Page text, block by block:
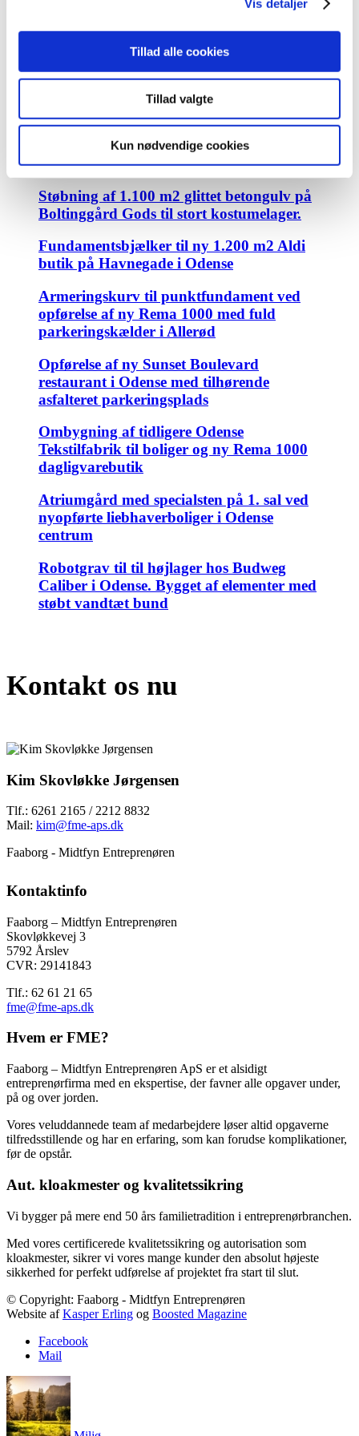
Vis detaljer
Tillad alle cookies
Tillad valgte
Kun nødvendige cookies
mange referencer her:
Jord, kloak og beton-entreprise til ny
1.200 m2 Rema 1000 i Langeskov på fyn.
Støbning af 1.100 m2 glittet betongulv på
Boltinggård Gods til stort kostumelager.
Fundamentsbjælker til ny 1.200 m2 Aldi
butik på Havnegade i Odense
Armeringskurv til punktfundament ved
opførelse af ny Rema 1000 med fuld
parkeringskælder i Allerød
Opførelse af ny Sunset Boulevard
restaurant i Odense med tilhørende
asfalteret parkeringsplads
Ombygning af tidligere Odense
Tekstilfabrik til boliger og ny Rema 1000
dagligvarebutik
Atriumgård med specialsten på 1. sal ved
nyopførte liebhaverboliger i Odense
centrum
Robotgrav til til højlager hos Budweg
Caliber i Odense. Bygget af elementer med
støbt vandtæt bund
Kontakt os nu
Kim Skovløkke Jørgensen
Tlf.: 6261 2165 / 2212 8832
Mail: kim@fme-aps.dk
Faaborg - Midtfyn Entreprenøren
Kontaktinfo
Faaborg – Midtfyn Entreprenøren
Skovløkkevej 3
5792 Årslev
CVR: 29141843
Tlf.: 62 61 21 65
fme@fme-aps.dk
Hvem er FME?
Faaborg – Midtfyn Entreprenøren ApS er et alsidigt
entreprenørfirma med en ekspertise, der favner alle opgaver under,
på og over jorden.
Vores veluddannede team af medarbejdere løser altid opgaverne
tilfredsstillende og har en erfaring, som kan forudse komplikationer,
før de opstår.
Aut. kloakmester og kvalitetssikring
Vi bygger på mere end 50 års familietradition i entreprenørbranchen.
Med vores certificerede kvalitetssikring og autorisation som
kloakmester, sikrer vi vores mange kunder den absolut højeste
sikkerhed for perfekt udførelse af projektet fra start til slut.
© Copyright: Faaborg - Midtfyn Entreprenøren
Website afKasper Erling og Boosted Magazine
Facebook
Mail